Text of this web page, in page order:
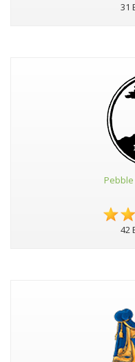
31
42